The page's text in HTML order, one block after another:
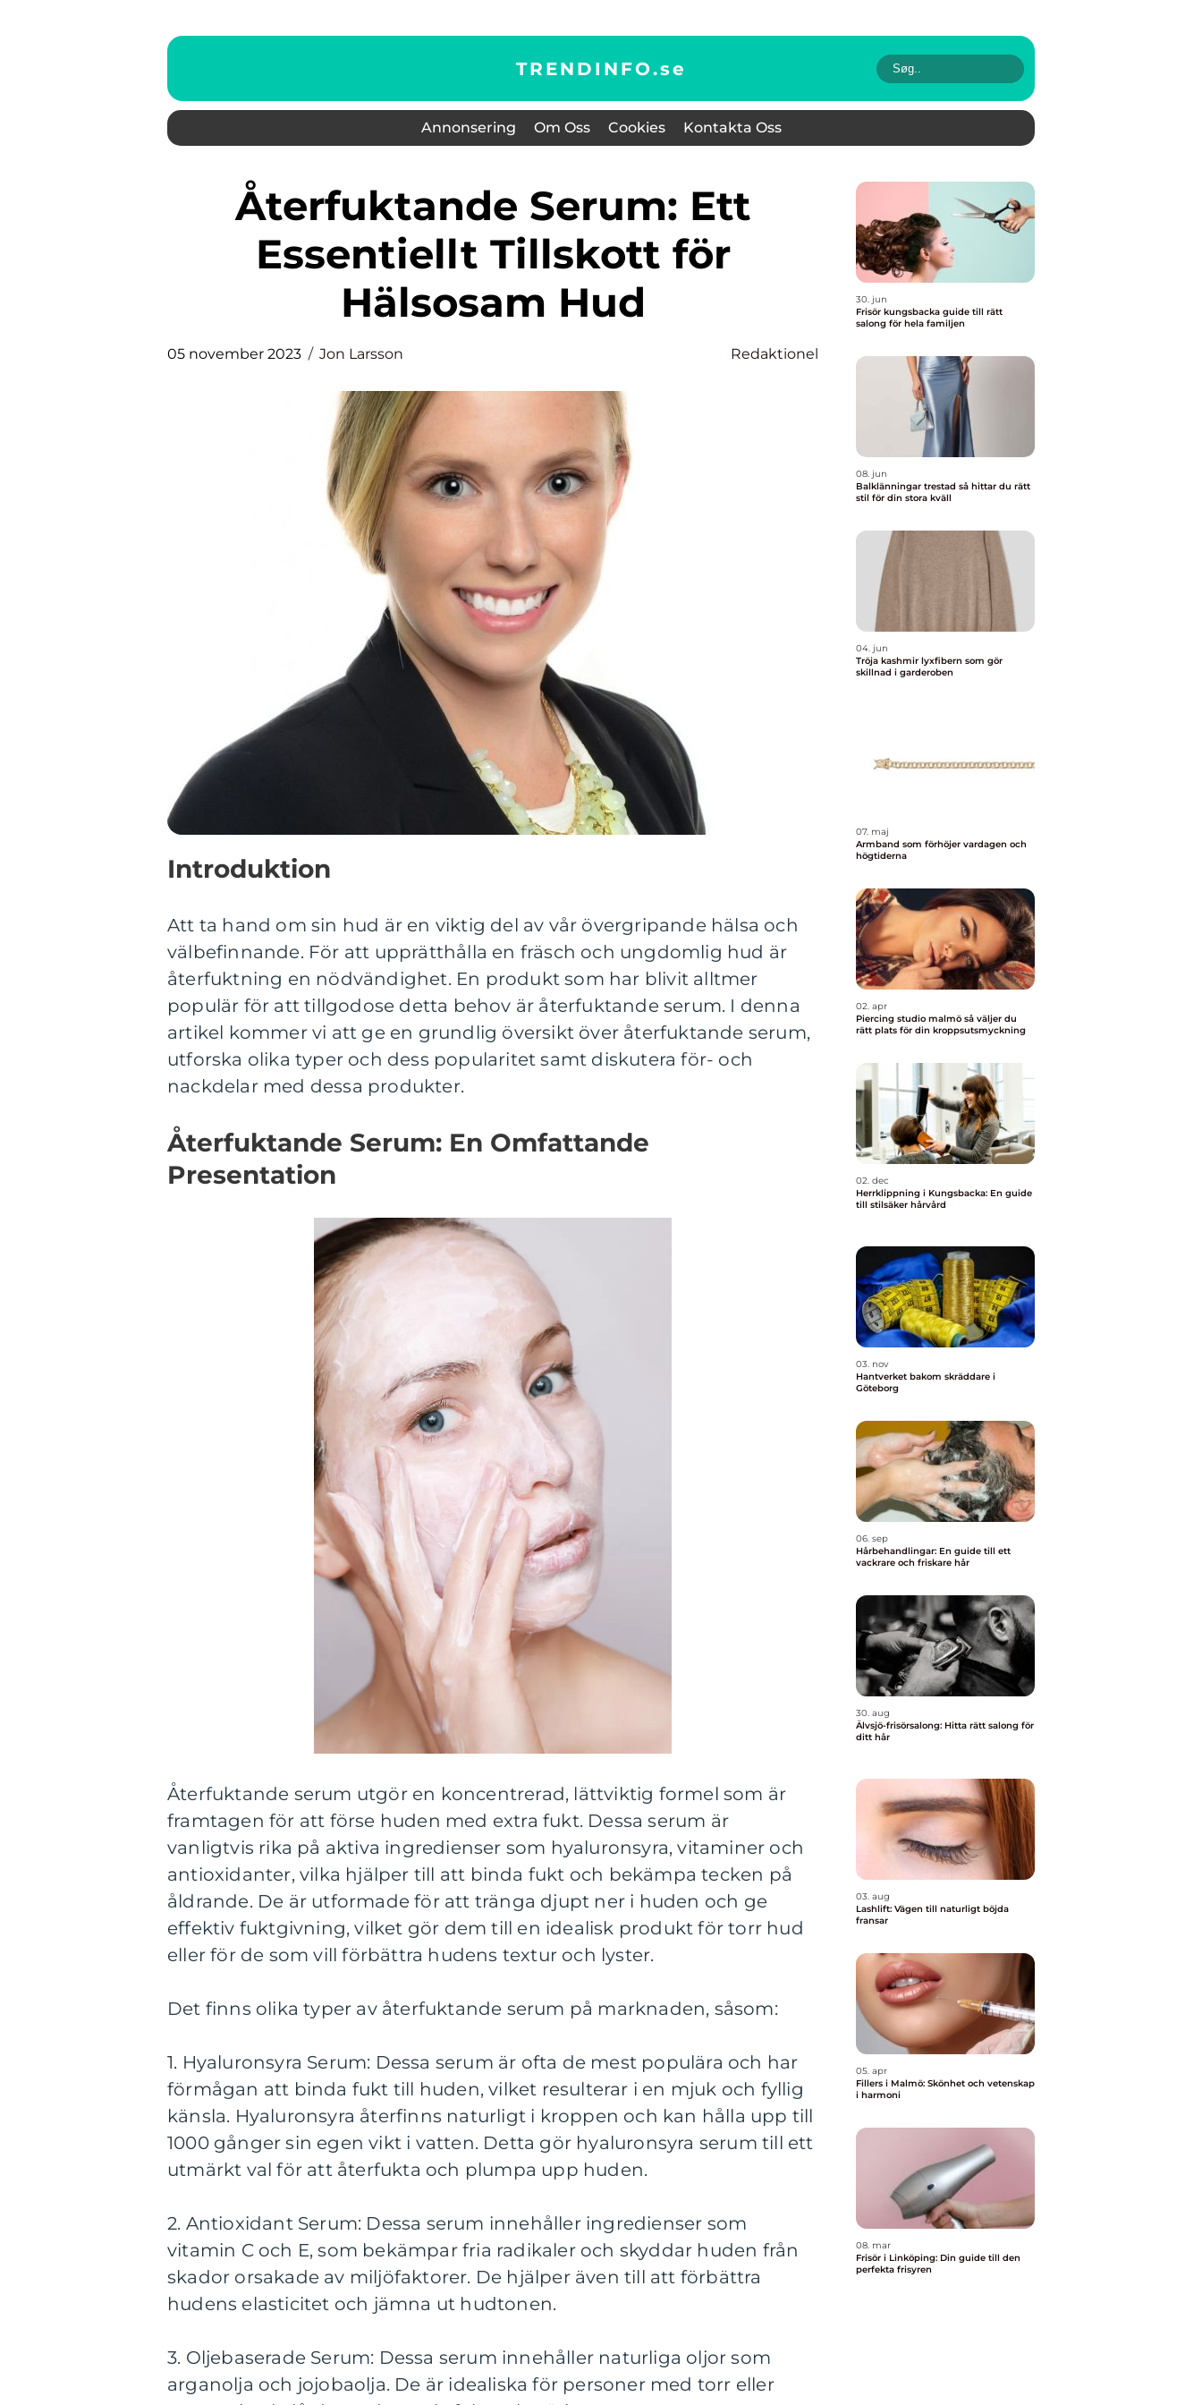
TRENDINFO.se
Annonsering Om Oss Cookies Kontakta Oss
Återfuktande Serum: Ett
Essentiellt Tillskott för
Hälsosam Hud
05 november 2023 Jon Larsson Redaktionel
Introduktion
Att ta hand om sin hud är en viktig del av vår övergripande hälsa och
välbefinnande. För att upprätthålla en fräsch och ungdomlig hud är
återfuktning en nödvändighet. En produkt som har blivit alltmer
populär för att tillgodose detta behov är återfuktande serum. I denna
artikel kommer vi att ge en grundlig översikt över återfuktande serum,
utforska olika typer och dess popularitet samt diskutera för- och
nackdelar med dessa produkter.
Återfuktande Serum: En Omfattande
Presentation
Återfuktande serum utgör en koncentrerad, lättviktig formel som är
framtagen för att förse huden med extra fukt. Dessa serum är
vanligtvis rika på aktiva ingredienser som hyaluronsyra, vitaminer och
antioxidanter, vilka hjälper till att binda fukt och bekämpa tecken på
åldrande. De är utformade för att tränga djupt ner i huden och ge
effektiv fuktgivning, vilket gör dem till en idealisk produkt för torr hud
eller för de som vill förbättra hudens textur och lyster.
Det finns olika typer av återfuktande serum på marknaden, såsom:
1. Hyaluronsyra Serum: Dessa serum är ofta de mest populära och har
förmågan att binda fukt till huden, vilket resulterar i en mjuk och fyllig
känsla. Hyaluronsyra återfinns naturligt i kroppen och kan hålla upp till
1000 gånger sin egen vikt i vatten. Detta gör hyaluronsyra serum till ett
utmärkt val för att återfukta och plumpa upp huden.
2. Antioxidant Serum: Dessa serum innehåller ingredienser som
vitamin C och E, som bekämpar fria radikaler och skyddar huden från
skador orsakade av miljöfaktorer. De hjälper även till att förbättra
hudens elasticitet och jämna ut hudtonen.
3. Oljebaserade Serum: Dessa serum innehåller naturliga oljor som
arganolja och jojobaolja. De är idealiska för personer med torr eller
30. jun
Frisör kungsbacka guide till rätt
salong för hela familjen
08. jun
Balklänningar trestad så hittar du rätt
stil för din stora kväll
04. jun
Tröja kashmir lyxfibern som gör
skillnad i garderoben
07. maj
Armband som förhöjer vardagen och
högtiderna
02. apr
Piercing studio malmö så väljer du
rätt plats för din kroppsutsmyckning
02. dec
Herrklippning i Kungsbacka: En guide
till stilsäker hårvård
03. nov
Hantverket bakom skräddare i
Göteborg
06. sep
Hårbehandlingar: En guide till ett
vackrare och friskare hår
30. aug
Älvsjö-frisörsalong: Hitta rätt salong för
ditt hår
03. aug
Lashlift: Vägen till naturligt böjda
fransar
05. apr
Fillers i Malmö: Skönhet och vetenskap
i harmoni
08. mar
Frisör i Linköping: Din guide till den
perfekta frisyren